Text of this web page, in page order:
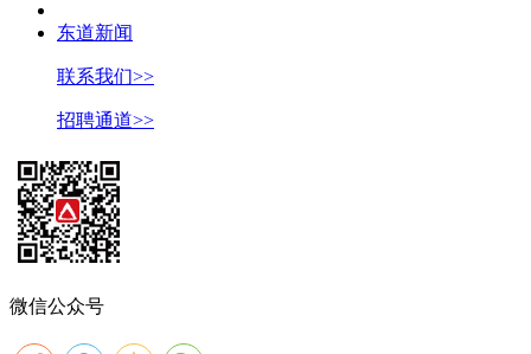
东道新闻
联系我们>>
招聘通道>>
微信公众号